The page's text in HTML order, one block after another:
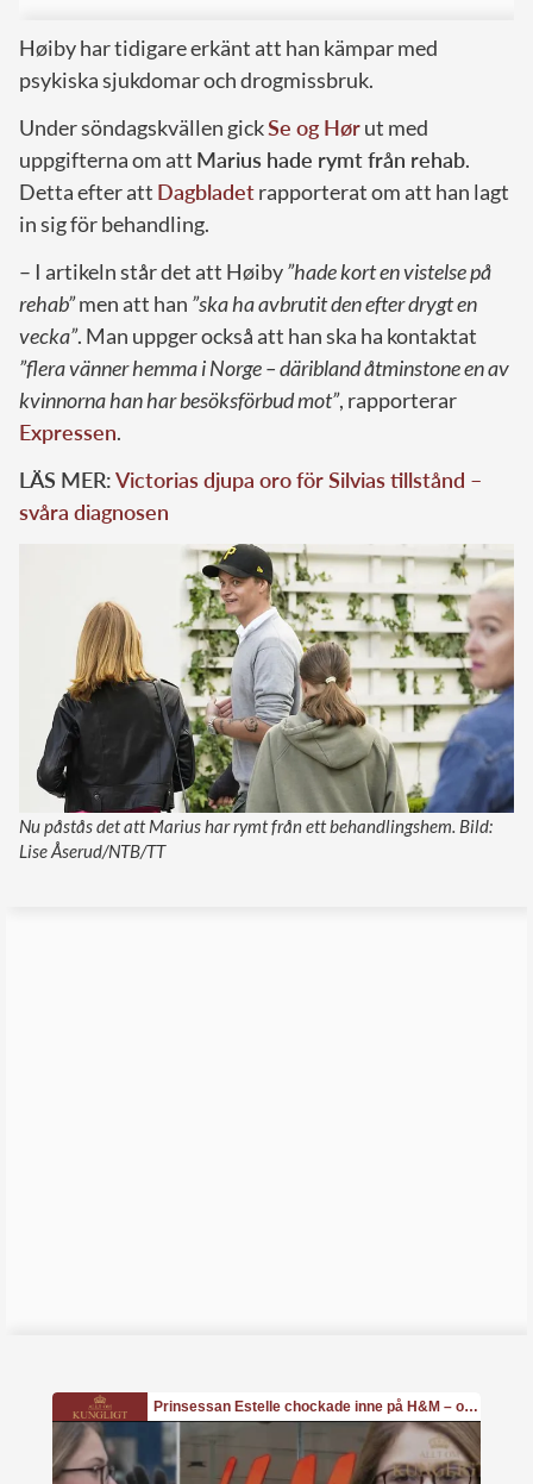
Høiby har tidigare erkänt att han kämpar med
psykiska sjukdomar och drogmissbruk.
Under söndagskvällen gickSe og Hørut med
uppgifterna om att Marius hade rymt från rehab.
Detta efter att Dagbladetrapporterat om att han lagt
in sig för behandling.
– I artikeln står det att Høiby”hade kort en vistelse på
rehab”men att han ”ska ha avbrutit den efter drygt en
vecka”. Man uppger också att han ska ha kontaktat
”flera vänner hemma i Norge – däribland åtminstone en av
kvinnorna han har besöksförbud mot”, rapporterar
Expressen.
LÄS MER:Victorias djupa oro för Silvias tillstånd –
svåra diagnosen
Nu påstås det att Marius har rymt från ett behandlingshem. Bild:
Lise Åserud/NTB/TT